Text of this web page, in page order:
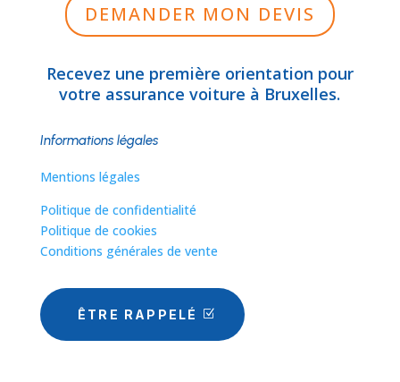
DEMANDER MON DEVIS
Recevez une première orientation pour
votre assurance voiture à Bruxelles.
Informations légales
Mentions légales
Politique de confidentialité
Politique de cookies
Conditions générales de vente
ÊTRE RAPPELÉ